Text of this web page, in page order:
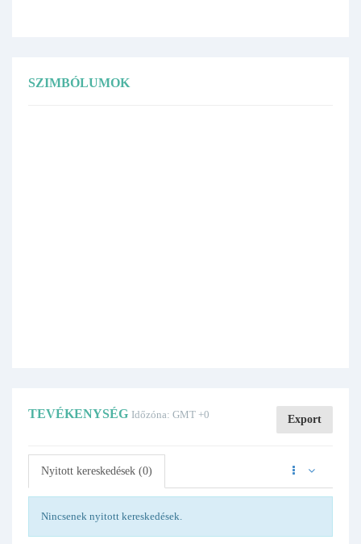
SZIMBÓLUMOK
TEVÉKENYSÉG Időzóna: GMT +0 Export
Nyitott kereskedések (0)
Nincsenek nyitott kereskedések.